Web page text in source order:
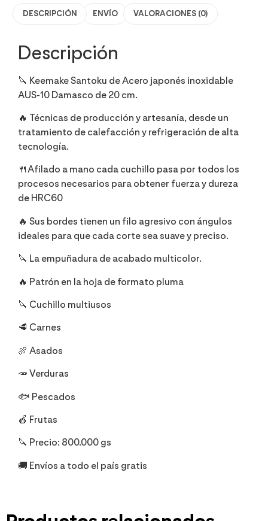
DESCRIPCIÓN ENVÍO VALORACIONES (0)
Descripción
🔪 Keemake Santoku de Acero japonés inoxidable
AUS-10 Damasco de 20 cm.
🔥 Técnicas de producción y artesanía, desde un
tratamiento de calefacción y refrigeración de alta
tecnología.
🍴Afilado a mano cada cuchillo pasa por todos los
procesos necesarios para obtener fuerza y dureza
de HRC60
🔥 Sus bordes tienen un filo agresivo con ángulos
ideales para que cada corte sea suave y preciso.
🔪 La empuñadura de acabado multicolor.
🔥 Patrón en la hoja de formato pluma
🔪 Cuchillo multiusos
🥩 Carnes
🍖 Asados
🥕 Verduras
🐟 Pescados
🍎 Frutas
🔪 Precio: 800.000 gs
🚚 Envíos a todo el país gratis